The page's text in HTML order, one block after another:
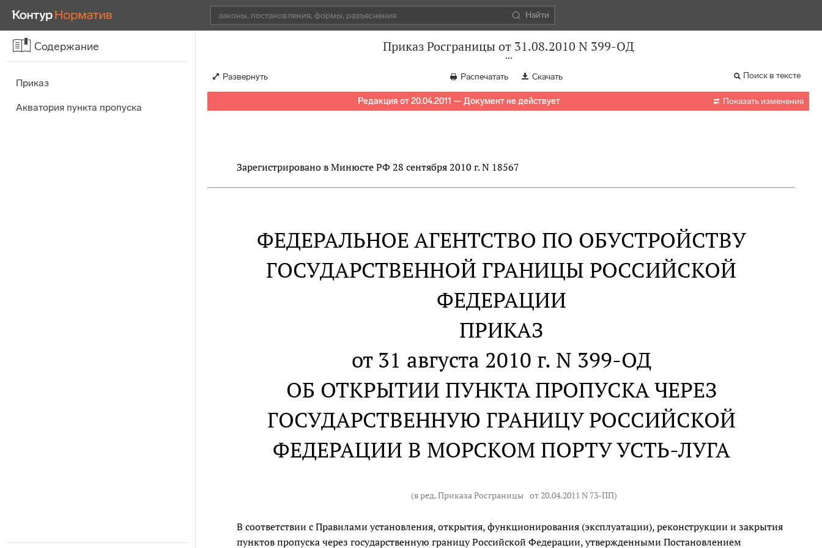
Найти
Содержание
Приказ
Акватория пункта пропуска
Приказ Росграницы от 31.08.2010 N 399-ОД
Развернуть Распечатать Скачать Поиск в тексте
Редакция от 20.04.2011 — Документ не действует  Показать изменения
Зарегистрировано в Минюсте РФ 28 сентября 2010 г. N 18567
ФЕДЕРАЛЬНОЕ АГЕНТСТВО ПО ОБУСТРОЙСТВУ
ГОСУДАРСТВЕННОЙ ГРАНИЦЫ РОССИЙСКОЙ
ФЕДЕРАЦИИ
ПРИКАЗ
от 31 августа 2010 г. N 399-ОД
ОБ ОТКРЫТИИ ПУНКТА ПРОПУСКА ЧЕРЕЗ
ГОСУДАРСТВЕННУЮ ГРАНИЦУ РОССИЙСКОЙ
ФЕДЕРАЦИИ В МОРСКОМ ПОРТУ УСТЬ-ЛУГА
(в ред. Приказа Росграницы от 20.04.2011 N 73-ПП)
В соответствии с Правилами установления, открытия, функционирования (эксплуатации), реконструкции и закрытия
пунктов пропуска через государственную границу Российской Федерации, утвержденными Постановлением